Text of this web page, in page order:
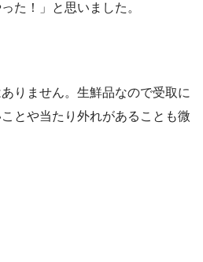
た！」と思いました。
りません。生鮮品なので受取に
とや当たり外れがあることも微